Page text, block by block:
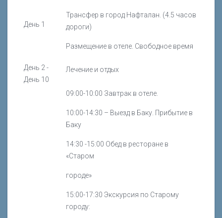
День 1
Трансфер в город Нафталан. (4.5 часов
дороги)
Размещение в отеле. Свободное время
День 2 -
День 10
Лечение и отдых
09:00-10:00 Завтрак в отеле.
10:00-14:30 – Выезд в Баку. Прибытие в
Баку
14:30 -15:00 Обед в ресторане в
«Старом
городе»
15:00-17:30 Экскурсия по Старому
городу: